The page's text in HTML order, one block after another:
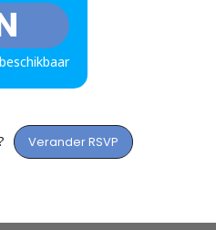
Verander RSVP